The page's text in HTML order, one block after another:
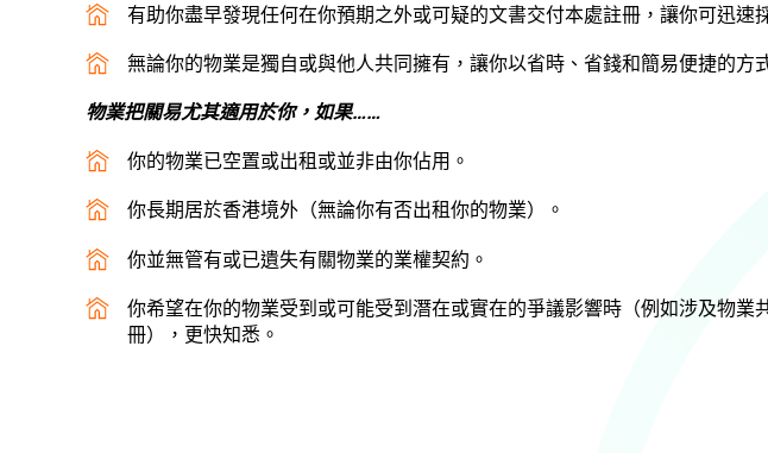
有助你盡早發現任何在你預期之外或可疑的文書交付本處註冊，讓你可迅速
無論你的物業是獨自或與他人共同擁有，讓你以省時、省錢和簡易便捷的方
物業把關易尤其適用於你，如果……
你的物業已空置或出租或並非由你佔用。
你長期居於香港境外（無論你有否出租你的物業）。
你並無管有或已遺失有關物業的業權契約。
你希望在你的物業受到或可能受到潛在或實在的爭議影響時（例如涉及物
冊），更快知悉。